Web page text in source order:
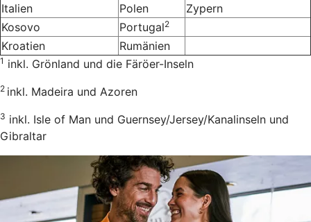
Italien Polen
Zypern
Kosovo
Portugal2
Kroatien Rumänien
1 inkl. Grönland und die Färöer-Inseln
2 inkl. Madeira und Azoren
3 inkl. Isle of Man und Guernsey/Jersey/Kanalinseln und
Gibraltar